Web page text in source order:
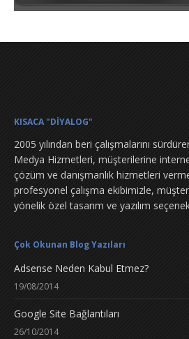
KISACA "DİYALOG"
2005 yılından beri çalışmalarını
Medya Hizmetleri, müşterilerine
çözüm ve danışmanlık hizmetleri
profesyonel çalışma ekibimizle,
yönelik özel tasarım ve yazılım
Çok Okunan Blog Yazıları
Adsense Neden Kabul Etmez?
19/08/2014
Google Site Bağlantıları
26/10/2014